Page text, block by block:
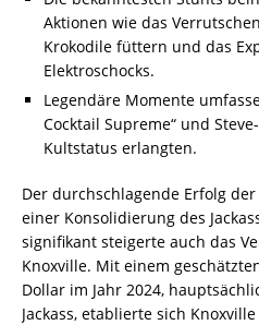
Aktionen wie das
Krokodile füttern und das
Elektroschocks.
Legendäre Momente
Cocktail Supreme“ und
Kultstatus erlangten.
Der durchschlagende Erfolg
einer Konsolidierung des
signifikant steigerte auch das
Knoxville. Mit einem
Dollar im Jahr 2024,
Jackass, etablierte sich